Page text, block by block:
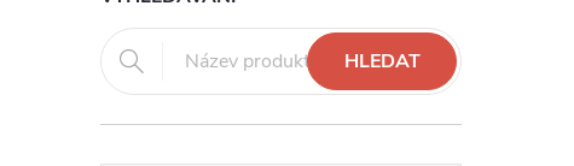
o
s
HLEDAT